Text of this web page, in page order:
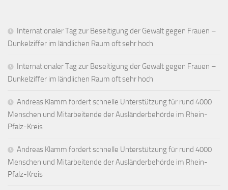
Internationaler Tag zur Beseitigung der Gewalt gegen Frauen –
Dunkelziffer im ländlichen Raum oft sehr hoch
Internationaler Tag zur Beseitigung der Gewalt gegen Frauen –
Dunkelziffer im ländlichen Raum oft sehr hoch
Andreas Klamm fordert schnelle Unterstützung für rund 4000
Menschen und Mitarbeitende der Ausländerbehörde im Rhein-
Pfalz-Kreis
Andreas Klamm fordert schnelle Unterstützung für rund 4000
Menschen und Mitarbeitende der Ausländerbehörde im Rhein-
Pfalz-Kreis